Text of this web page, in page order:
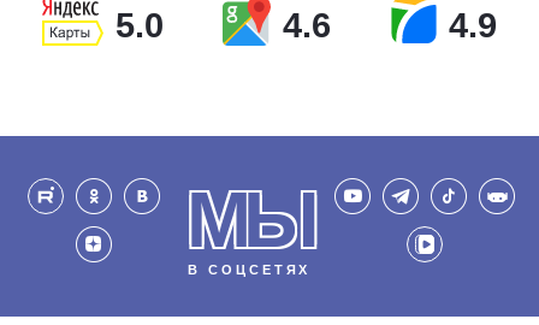
5.0 4.6 4.9
МЫ
В СОЦСЕТЯХ